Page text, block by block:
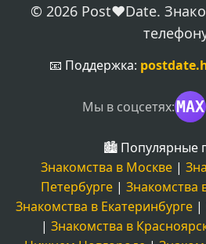
© 2026 Post❤️Date.
📧 Поддержка:
Мы в соцсетях:MAX
🏙️ Популярные
Знакомства в Москве |
Петербурге| Знакомства
Знакомства в Екатеринбурге |
| Знакомства в